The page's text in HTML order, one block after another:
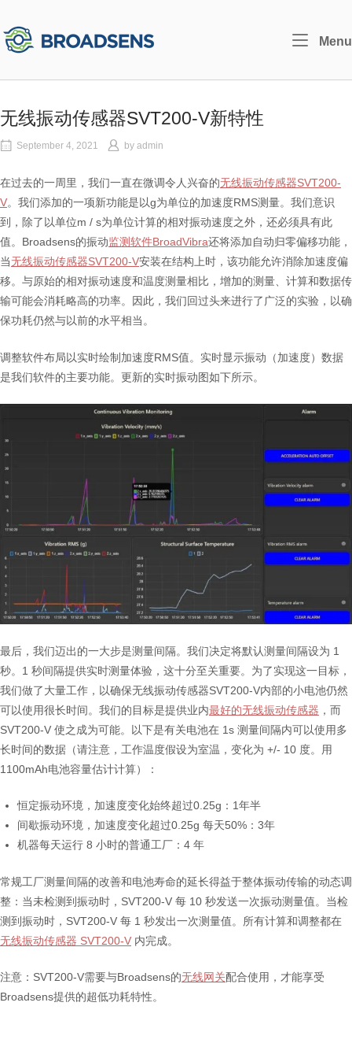
content
Home
Menu
无线振动传感器SVT200-V新特性
September 4, 2021 by admin
在过去的一周里，我们一直在微调令人兴奋的无线振动传感器SVT200-
V。我们添加的一项新功能是以g为单位的加速度RMS测量。我们意识
到，除了以单位m / s为单位计算的相对振动速度之外，还必须具有此
值。Broadsens的振动监测软件BroadVibra还将添加自动归零偏移功能，
当无线振动传感器SVT200-V安装在结构上时，该功能允许消除加速度偏
移。与原始的相对振动速度和温度测量相比，增加的测量、计算和数据传
输可能会消耗略高的功率。因此，我们回过头来进行了广泛的实验，以确
保功耗仍然与以前的水平相当。
调整软件布局以实时绘制加速度RMS值。实时显示振动（加速度）数据
是我们软件的主要功能。更新的实时振动图如下所示。
最后，我们迈出的一大步是测量间隔。我们决定将默认测量间隔设为 1
秒。1 秒间隔提供实时测量体验，这十分至关重要。为了实现这一目标，
我们做了大量工作，以确保无线振动传感器SVT200-V内部的小电池仍然
可以使用很长时间。我们的目标是提供业内最好的无线振动传感器 ，而
SVT200-V 使之成为可能。以下是有关电池在 1s 测量间隔内可以使用多
长时间的数据（请注意，工作温度假设为室温，变化为 +/- 10 度。用
1100mAh电池容量估计计算）：
恒定振动环境，加速度变化始终超过0.25g：1年半
间歇振动环境，加速度变化超过0.25g 每天50%：3年
机器每天运行 8 小时的普通工厂：4 年
常规工厂测量间隔的改善和电池寿命的延长得益于整体振动传输的动态调
整：当未检测到振动时，SVT200-V 每 10 秒发送一次振动测量值。当检
测到振动时，SVT200-V 每 1 秒发出一次测量值。所有计算和调整都在
无线振动传感器 SVT200-V 内完成。
注意：SVT200-V需要与Broadsens的无线网关配合使用，才能享受
Broadsens提供的超低功耗特性。